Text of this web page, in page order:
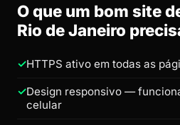
O que um bom site
Rio de Janeiro
HTTPS ativo em todas as
Design responsivo —
celular